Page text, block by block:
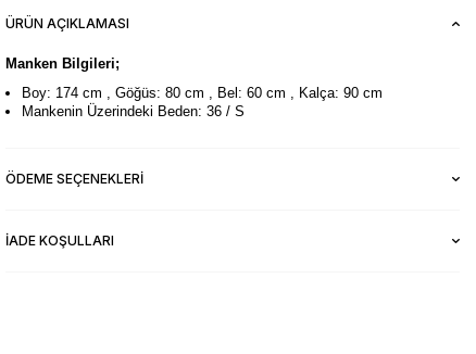
ÜRÜN AÇIKLAMASI
Manken Bilgileri;
Boy: 174 cm , Göğüs: 80 cm , Bel: 60 cm , Kalça: 90 cm
Mankenin Üzerindeki Beden: 36 / S
ÖDEME SEÇENEKLERI
İADE KOŞULLARI